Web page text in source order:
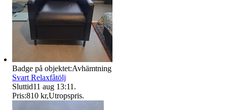
Badge på objektet:Avhämtning
Svart Relaxfåtölj
Sluttid11 aug 13:11 .
Pris:810 kr,Utropspris.